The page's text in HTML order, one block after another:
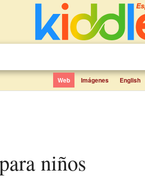
Web Imágenes English
niños